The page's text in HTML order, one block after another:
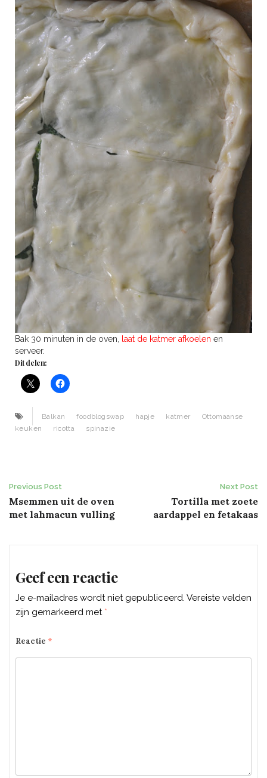
Bak 30 minuten in de oven, laat de katmer afkoelen en
serveer.
Dit delen:
Balkan foodblogswap hapje katmer
Ottomaanse
keuken
ricotta spinazie
Post
navigation
Previous Post
Msemmen uit de oven
met lahmacun vulling
Next Post
Tortilla met zoete
aardappel en fetakaas
Geef een reactie
Je e-mailadres wordt niet gepubliceerd. Vereiste velden
zijn gemarkeerd met *
Reactie *